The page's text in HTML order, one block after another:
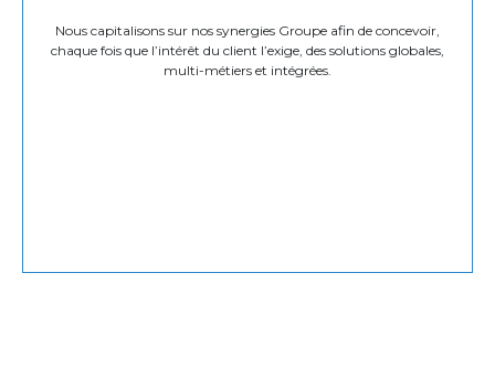
Nous capitalisons sur nos synergies Groupe afin de concevoir,
chaque fois que l’intérêt du client l’exige, des solutions globales,
multi-métiers et intégrées.